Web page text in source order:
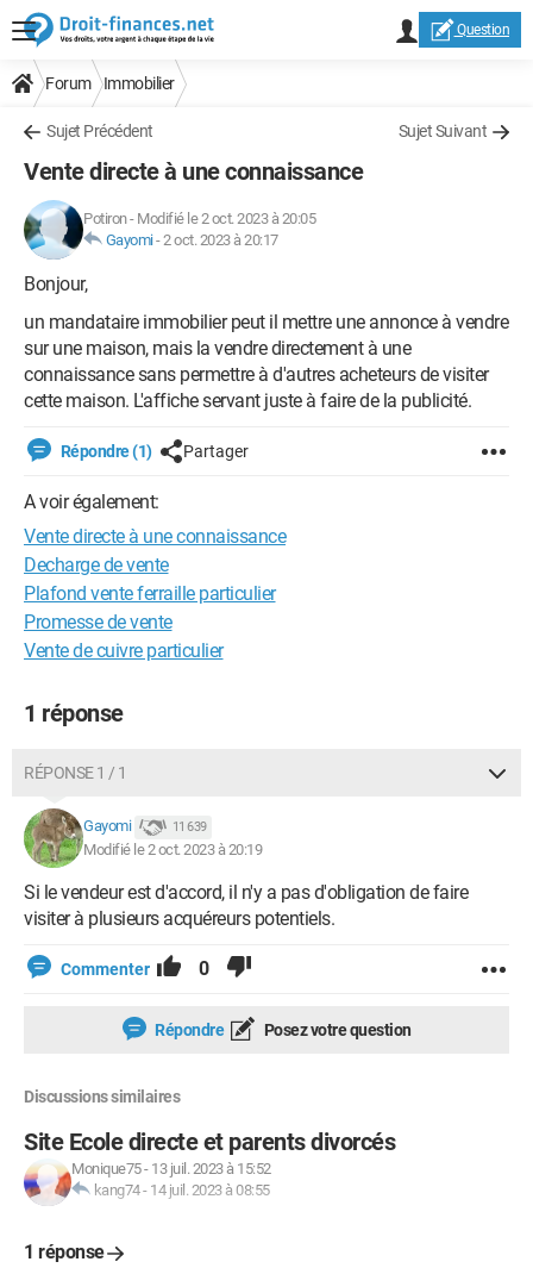
Question
Forum Immobilier
Sujet Précédent Sujet Suivant
Vente directe à une connaissance
Potiron- Modifié le 2 oct. 2023 à 20:05
Gayomi-2 oct. 2023 à 20:17
Bonjour,
un mandataire immobilier peut il mettre une annonce à vendre
sur une maison, mais la vendre directement à une
connaissance sans permettre à d'autres acheteurs de visiter
cette maison. L'affiche servant juste à faire de la publicité.
Répondre (1) Partager
A voir également:
Vente directe à une connaissance
Decharge de vente
Plafond vente ferraille particulier
Promesse de vente
Vente de cuivre particulier
1 réponse
RÉPONSE 1 / 1
Gayomi 11 639
Modifié le 2 oct. 2023 à 20:19
Si le vendeur est d'accord, il n'y a pas d'obligation de faire
visiter à plusieurs acquéreurs potentiels.
Commenter 0
Répondre Posez votre question
Discussions similaires
Site Ecole directe et parents divorcés
Monique75- 13 juil. 2023 à 15:52
kang74- 14 juil. 2023 à 08:55
1 réponse